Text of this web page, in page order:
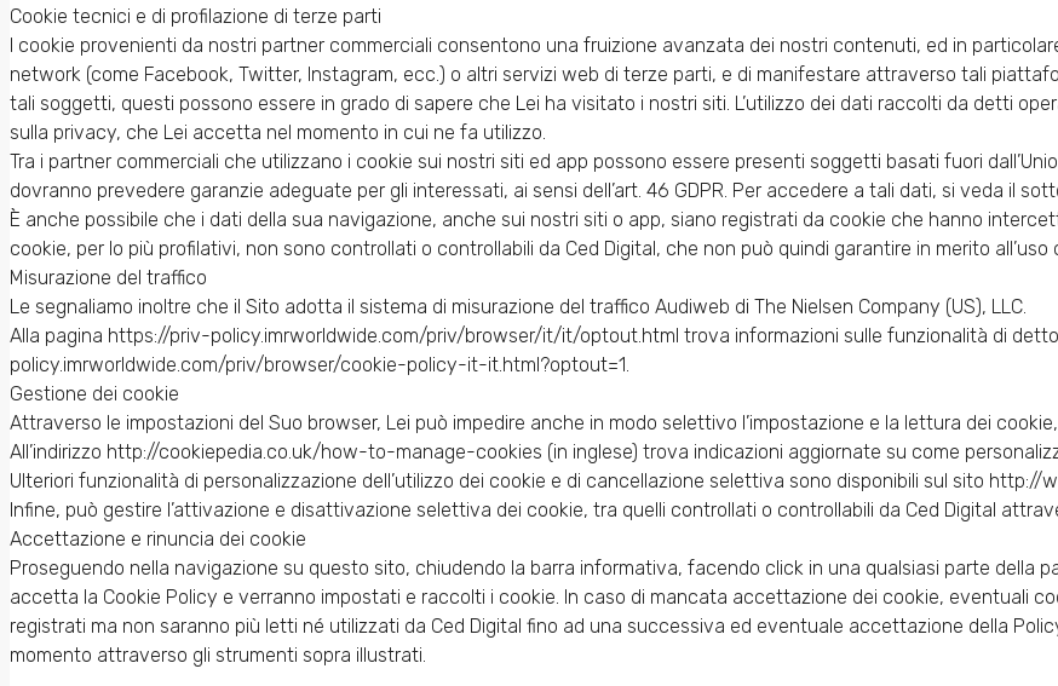
Cookie tecnici e di profilazione di terze parti
I cookie provenienti da nostri partner commerciali consentono una fruizione avanzata dei nostri contenuti, ed in
network (come Facebook, Twitter, Instagram, ecc.) o altri servizi web di terze parti, e di manifestare attraverso tali
tali soggetti, questi possono essere in grado di sapere che Lei ha visitato i nostri siti. L’utilizzo dei dati raccolti da detti
sulla privacy, che Lei accetta nel momento in cui ne fa utilizzo.
Tra i partner commerciali che utilizzano i cookie sui nostri siti ed app possono essere presenti soggetti basati fuori
dovranno prevedere garanzie adeguate per gli interessati, ai sensi dell’art. 46 GDPR. Per accedere a tali dati, si veda il
È anche possibile che i dati della sua navigazione, anche sui nostri siti o app, siano registrati da cookie che hanno
cookie, per lo più profilativi, non sono controllati o controllabili da Ced Digital, che non può quindi garantire in merito
Misurazione del traffico
Le segnaliamo inoltre che il Sito adotta il sistema di misurazione del traffico Audiweb di The Nielsen Company (US), LLC.
Alla pagina https://priv-policy.imrworldwide.com/priv/browser/it/it/optout.html trova informazioni sulle funzionalità di
policy.imrworldwide.com/priv/browser/cookie-policy-it-it.html?optout=1.
Gestione dei cookie
Attraverso le impostazioni del Suo browser, Lei può impedire anche in modo selettivo l’impostazione e la lettura dei
All’indirizzo http://cookiepedia.co.uk/how-to-manage-cookies (in inglese) trova indicazioni aggiornate su come
Ulteriori funzionalità di personalizzazione dell’utilizzo dei cookie e di cancellazione selettiva sono disponibili sul sito
Infine, può gestire l’attivazione e disattivazione selettiva dei cookie, tra quelli controllati o controllabili da Ced Digital
Accettazione e rinuncia dei cookie
Proseguendo nella navigazione su questo sito, chiudendo la barra informativa, facendo click in una qualsiasi parte della
accetta la Cookie Policy e verranno impostati e raccolti i cookie. In caso di mancata accettazione dei cookie, eventuali
registrati ma non saranno più letti né utilizzati da Ced Digital fino ad una successiva ed eventuale accettazione della
momento attraverso gli strumenti sopra illustrati.